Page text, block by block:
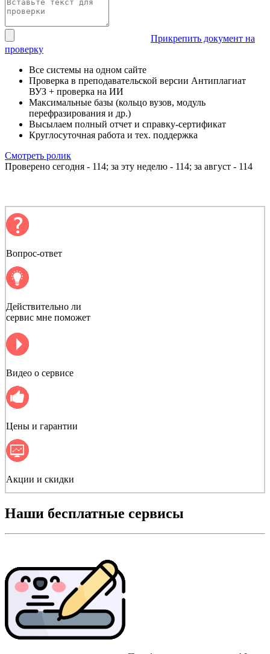
Прикрепить документ на
проверку
Все системы на одном сайте
Проверка в преподавательской версии Антиплагиат
ВУЗ + проверка на ИИ
Максимальные базы (кольцо вузов, модуль
перефразирования и др.)
Высылаем полный отчет и справку-сертификат
Круглосуточная работа и тех. поддержка
Смотреть ролик
Проверено сегодня - 114; за эту неделю - 114; за август - 114
Вопрос-ответ
Действительно ли
сервис мне поможет
Видео о сервисе
Цены и гарантии
Акции и скидки
Наши бесплатные сервисы